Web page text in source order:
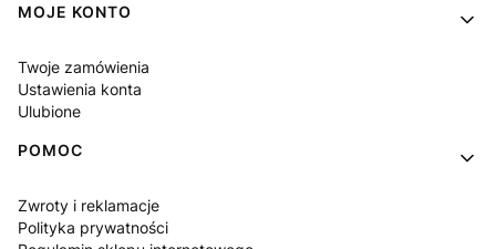
MOJE KONTO
Twoje zamówienia
Ustawienia konta
Ulubione
POMOC
Zwroty i reklamacje
Polityka prywatności